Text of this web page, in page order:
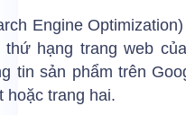
Engine
thứ hạng trang web
tin sản phẩm trên
hoặc trang hai.